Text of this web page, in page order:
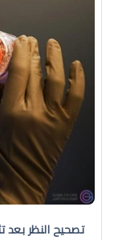
تصحيح النظر بعد